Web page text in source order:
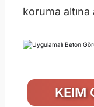
koruma altına
KEIM